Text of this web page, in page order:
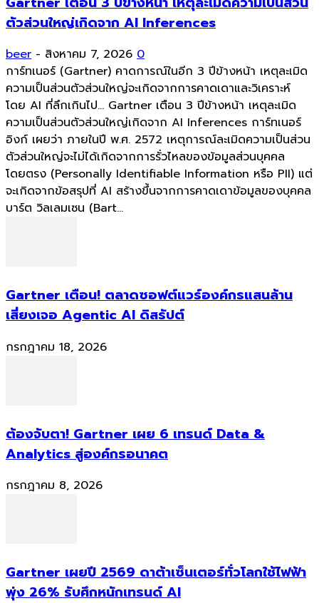
ตัวส่วนใหญ่เกิดจาก AI Inferences
beer - สิงหาคม 7, 2026 0
การ์ทเนอร์ (Gartner) คาดการณ์ในอีก 3 ปีข้างหน้า เหตุละเมิด
ความเป็นส่วนตัวส่วนใหญ่จะเกิดจากการคาดเดาและวิเคราะห์
โดย AI ที่ลึกเกินไป... Gartner เตือน 3 ปีข้างหน้า เหตุละเมิด
ความเป็นส่วนตัวส่วนใหญ่เกิดจาก AI Inferences การ์ทเนอร์
อิงก์ เผยว่า ภายในปี พ.ศ. 2572 เหตุการณ์ละเมิดความเป็นส่วน
ตัวส่วนใหญ่จะไม่ได้เกิดจากการรั่วไหลของข้อมูลส่วนบุคคล
โดยตรง (Personally Identifiable Information หรือ PII) แต่
จะเกิดจากข้อสรุปที่ AI สร้างขึ้นจากการคาดเดาข้อมูลของบุคคล
บาร์ต วิลเลมเซน (Bart...
Gartner เตือน! ตลาดซอฟต์แวร์องค์กรแสนล้าน
เสี่ยงเจอ Agentic AI ดิสรัปต์
กรกฎาคม 18, 2026
ต้องจับตา! Gartner เผย 6 เทรนด์ Data &
Analytics สู่องค์กรอนาคต
กรกฎาคม 8, 2026
Gartner เผยปี 2569 ดาต้าเซ็นเตอร์ทั่วโลกใช้ไฟฟ้า
พุ่ง 26% รับศึกหนักเทรนด์ AI